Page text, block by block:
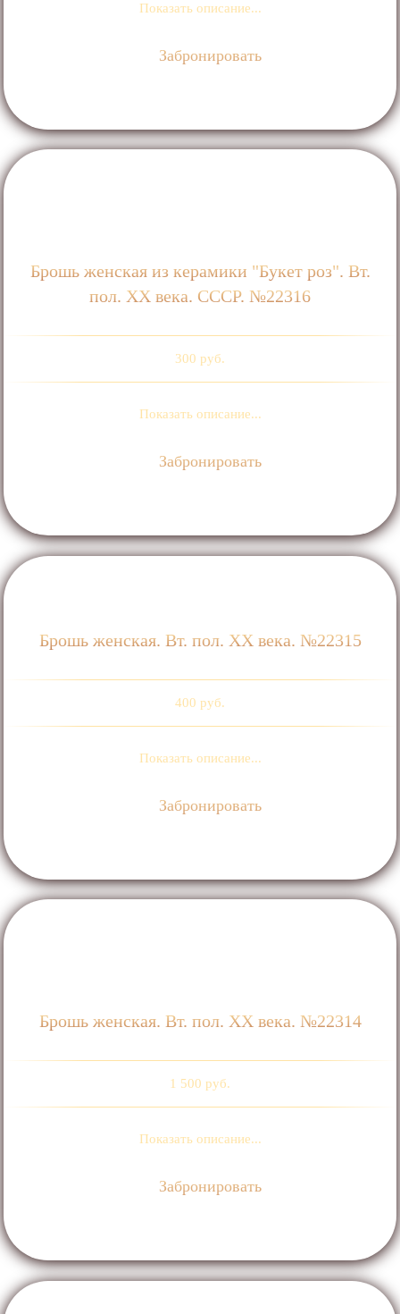
Показать описание...
Забронировать
Брошь женская из керамики "Букет роз". Вт.
пол. ХХ века. СССР. №22316
300 руб.
Показать описание...
Забронировать
Брошь женская. Вт. пол. ХХ века. №22315
400 руб.
Показать описание...
Забронировать
Брошь женская. Вт. пол. ХХ века. №22314
1 500 руб.
Показать описание...
Забронировать